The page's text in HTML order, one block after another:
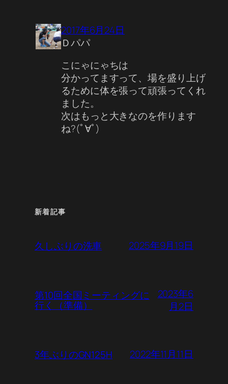
2017年6月24日
Ｄパパ
こにゃにゃちは
分かってますって、場を盛り上げ
るために体を張って頑張ってくれ
ました。
次はもっと大きなのを作ります
ね?(ﾟ∀ﾟ)
新着記事
久しぶりの洗車 2025年9月19日
第10回全国ミーティングに
行く（準備）
2023年6
月2日
3年ぶりのGN125H 2022年11月11日